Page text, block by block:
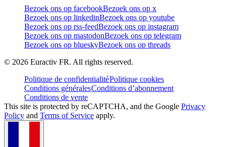
Bezoek ons op facebookBezoek ons op x
Bezoek ons op linkedinBezoek ons op youtube
Bezoek ons op rss-feedBezoek ons op instagram
Bezoek ons op mastodonBezoek ons op telegram
Bezoek ons op blueskyBezoek ons op threads
© 2026 Euractiv FR. All rights reserved.
Politique de confidentialitéPolitique cookies
Conditions généralesConditions d’abonnement
Conditions de vente
This site is protected by reCAPTCHA, and the Google Privacy
Policy and Terms of Service apply.